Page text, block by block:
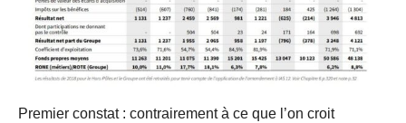
Premier constat : contrairement à ce que l’on croit